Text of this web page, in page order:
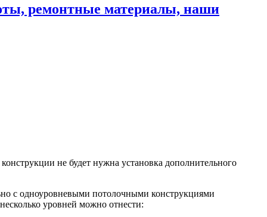
ремонтные материалы, наши
не будет нужна установка дополнительного
с одноуровневыми потолочными конструкциями
уровней можно отнести: